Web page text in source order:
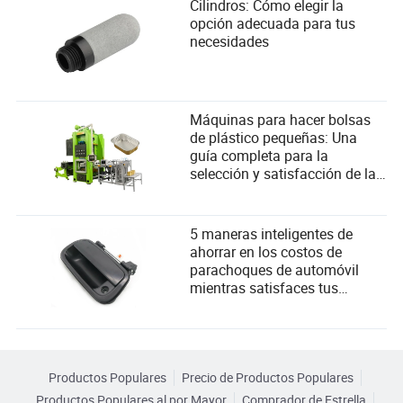
DJyanbao
Autor
DJyanbao cubre todos los sectores de inversión de
macroeconómica, de la industria y de empresas
cotizadas. Utiliza tecnologías avanzadas, incluyendo
motores de búsqueda inteligentes, OCR profesional,
análisis de estructuración de documentos y
procesamiento de lenguaje natural para proporcionar
una recuperación de información conveniente,
completa, en tiempo real y profesional para inversores
financieros, ejecutivos corporativos, consultores,
investigadores de la industria, analistas de mercado y
personal de operaciones. Comprometido con la
tecnología de vanguardia y experiencias fáciles de
usar, ayuda a profesionales e inversores a extraer
Cilindros: Cómo elegir la
opción adecuada para tus
necesidades
Máquinas para hacer bolsas
de plástico pequeñas: Una
guía completa para la
selección y satisfacción de las
5 maneras inteligentes de
ahorrar en los costos de
parachoques de automóvil
mientras satisfaces tus
Productos Populares
Precio de Productos Populares